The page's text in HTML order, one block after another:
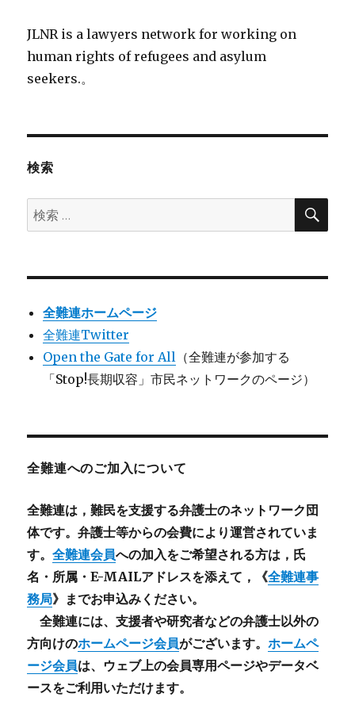
JLNR is a lawyers network for working on
human rights of refugees and asylum
seekers.。
検索
検
索:
検
全難連ホームページ
全難連Twitter
Open the Gate for All （全難連が参加する
「Stop!長期収容」市民ネットワークのページ）
全難連へのご加入について
全難連は，難民を支援する弁護士のネットワーク団
体です。弁護士等からの会費により運営されていま
す。全難連会員への加入をご希望される方は，氏
名・所属・E-MAILアドレスを添えて，《全難連事
務局》までお申込みください。
全難連には、支援者や研究者などの弁護士以外の
方向けのホームページ会員がございます。ホームペ
ージ会員は、ウェブ上の会員専用ページやデータベ
ースをご利用いただけます。